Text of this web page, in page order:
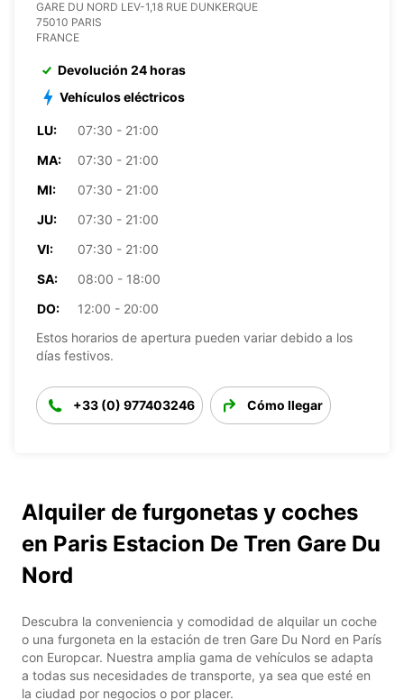
GARE DU NORD LEV-1,18 RUE DUNKERQUE
75010 PARIS
FRANCE
Devolución 24 horas
Vehículos eléctricos
LU:
07:30 - 21:00
MA:
07:30 - 21:00
MI:
07:30 - 21:00
JU:
07:30 - 21:00
VI:
07:30 - 21:00
SA:
08:00 - 18:00
DO:
12:00 - 20:00
Estos horarios de apertura pueden variar debido a los
días festivos.
+33 (0) 977403246 Cómo llegar
Alquiler de furgonetas y coches
en Paris Estacion De Tren Gare Du
Nord
Descubra la conveniencia y comodidad de alquilar un coche
o una furgoneta en la estación de tren Gare Du Nord en París
con Europcar. Nuestra amplia gama de vehículos se adapta
a todas sus necesidades de transporte, ya sea que esté en
la ciudad por negocios o por placer.